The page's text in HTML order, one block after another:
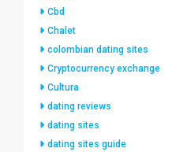
Cbd
Chalet
colombian dating sites
Cryptocurrency exchange
Cultura
dating reviews
dating sites
dating sites guide